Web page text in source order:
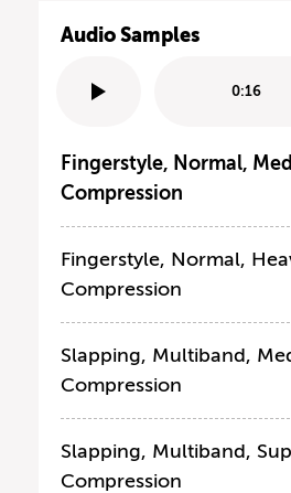
Audio Samples
0:16
Fingerstyle, Normal,
Compression
Fingerstyle, Normal,
Compression
Slapping, Multiband,
Compression
Slapping, Multiband,
Compression